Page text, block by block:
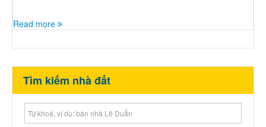
Read more
Tìm kiếm nhà đất